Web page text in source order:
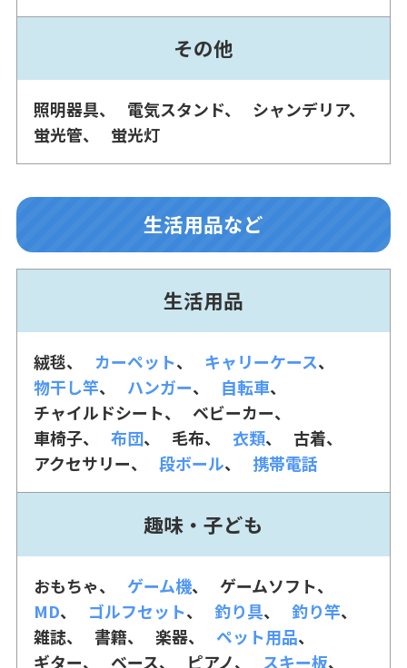
その他
照明器具 電気スタンド
シャンデリア
蛍光管
蛍光灯
生活用品など
生活用品
絨毯 カーペット
キャリーケース
物干し竿
ハンガー
自転車
チャイルドシート
ベビーカー
車椅子
布団 毛布 衣類
古着
アクセサリー
段ボール 携帯電話
趣味・子ども
おもちゃ ゲーム機
ゲームソフト
MD
ゴルフセット 釣り具
釣り竿
雑誌
書籍 楽器
ペット用品
ギター
ベース ピアノ スキー板